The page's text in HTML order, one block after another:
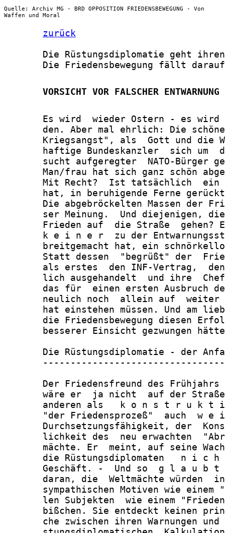
Quelle: Archiv MG - BRD OPPOSITION FRIEDENSBEWEGUNG - Von
Waffen und Moral
zurück
Die Rüstungsdiplomatie geht
Die Friedensbewegung fällt
       VORSICHT VOR FALSCHER ENTWARNUNG